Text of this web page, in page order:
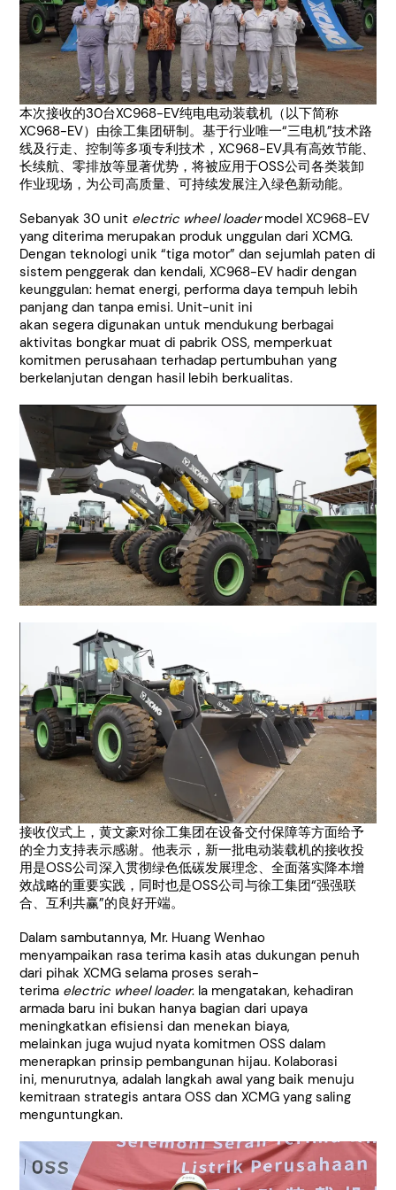
本次接收的30台XC968-EV纯电电动装载机（以下简称
XC968-EV）由徐工集团研制。基于行业唯一“三电机”技术路
线及行走、控制等多项专利技术，XC968-EV具有高效节能、
长续航、零排放等显著优势，将被应用于OSS公司各类装卸
作业现场，为公司高质量、可持续发展注入绿色新动能。
Sebanyak 30 unit electric wheel loadermodel XC968-EV
yang diterima merupakan produk unggulan dari XCMG.
Dengan teknologi unik “tiga motor” dan sejumlah paten di
sistem penggerak dan kendali, XC968-EV hadir dengan
keunggulan: hemat energi, performa daya tempuh lebih
panjang dan tanpa emisi. Unit-unit ini
akan segera digunakan untuk mendukung berbagai
aktivitas bongkar muat di pabrik OSS, memperkuat
komitmen perusahaan terhadap pertumbuhan yang
berkelanjutan dengan hasil lebih berkualitas.
接收仪式上，黄文豪对徐工集团在设备交付保障等方面给予
的全力支持表示感谢。他表示，新一批电动装载机的接收投
用是OSS公司深入贯彻绿色低碳发展理念、全面落实降本增
效战略的重要实践，同时也是OSS公司与徐工集团“强强联
合、互利共赢”的良好开端。
Dalam sambutannya, Mr. Huang Wenhao
menyampaikan rasa terima kasih atas dukungan penuh
dari pihak XCMG selama proses serah-
terima electric wheel loader. Ia mengatakan, kehadiran
armada baru ini bukan hanya bagian dari upaya
meningkatkan efisiensi dan menekan biaya,
melainkan juga wujud nyata komitmen OSS dalam
menerapkan prinsip pembangunan hijau. Kolaborasi
ini, menurutnya, adalah langkah awal yang baik menuju
kemitraan strategis antara OSS dan XCMG yang saling
menguntungkan.